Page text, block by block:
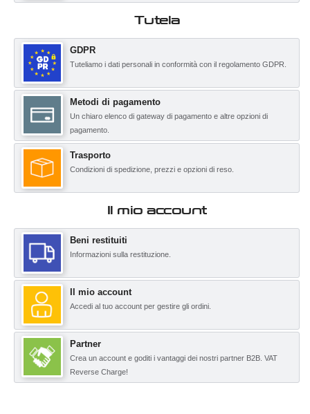
Tutela
GDPR
Tuteliamo i dati personali in conformità con il regolamento GDPR.
Metodi di pagamento
Un chiaro elenco di gateway di pagamento e altre opzioni di
pagamento.
Trasporto
Condizioni di spedizione, prezzi e opzioni di reso.
Il mio account
Beni restituiti
Informazioni sulla restituzione.
Il mio account
Accedi al tuo account per gestire gli ordini.
Partner
Crea un account e goditi i vantaggi dei nostri partner B2B. VAT
Reverse Charge!